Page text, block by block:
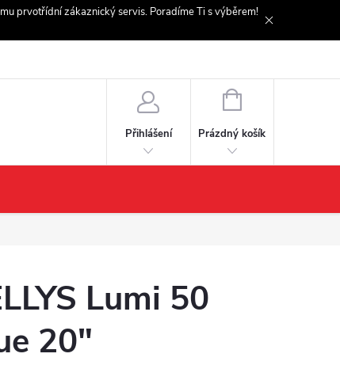
prvotřídní zákaznický servis. Poradíme Ti s výběrem!
Přihlášení
NÁKUPNÍ
Prázdný košík
Lumi 50
20"